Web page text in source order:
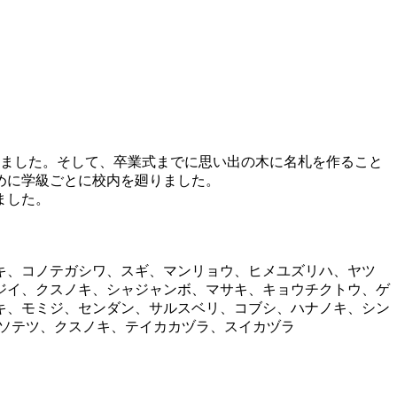
た。そして、卒業式までに思い出の木に名札を作ること
学級ごとに校内を廻りました。
た。
コノテガシワ、スギ、マンリョウ、ヒメユズリハ、ヤツ
、クスノキ、シャジャンボ、マサキ、キョウチクトウ、ゲ
モミジ、センダン、サルスベリ、コブシ、ハナノキ、シン
テツ、クスノキ、テイカカヅラ、スイカヅラ